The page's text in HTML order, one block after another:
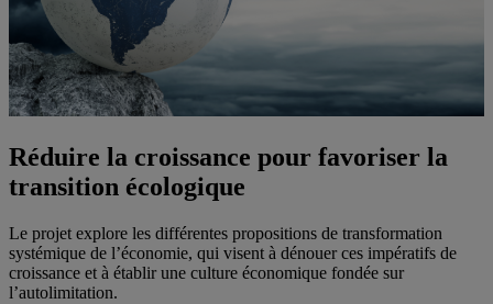
Réduire la croissance pour favoriser la
transition écologique
Le projet explore les différentes propositions de transformation
systémique de l’économie, qui visent à dénouer ces impératifs de
croissance et à établir une culture économique fondée sur
l’autolimitation.